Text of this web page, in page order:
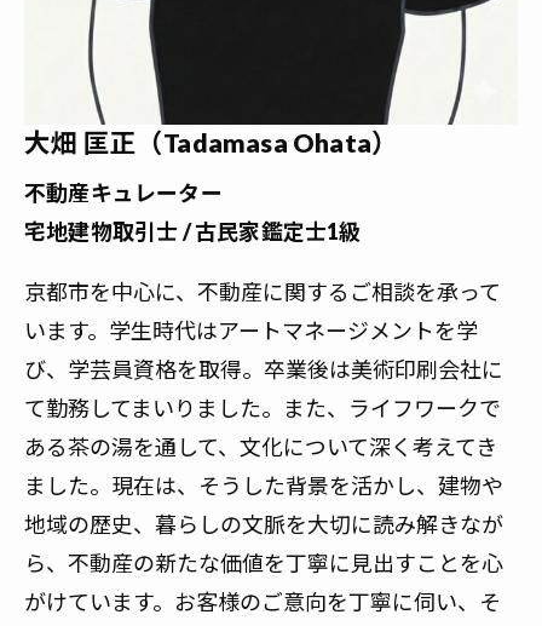
大畑 匡正（Tadamasa Ohata）
不動産キュレーター
宅地建物取引士 / 古民家鑑定士1級
京都市を中心に、不動産に関するご相談を承って
います。学生時代はアートマネージメントを学
び、学芸員資格を取得。卒業後は美術印刷会社に
て勤務してまいりました。また、ライフワークで
ある茶の湯を通して、文化について深く考えてき
ました。現在は、そうした背景を活かし、建物や
地域の歴史、暮らしの文脈を大切に読み解きなが
ら、不動産の新たな価値を丁寧に見出すことを心
がけています。お客様のご意向を丁寧に伺い、そ